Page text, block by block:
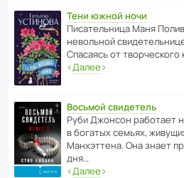
Тени южной ночи
Писа­тель­ница Маня
невольной
Спасаясь от
‹Далее›
Восьмой свидетель
Руби Джонсон рабо­тает
в богатых семьях,
Манх­эт­тена. Она знает
дня…
‹Далее›